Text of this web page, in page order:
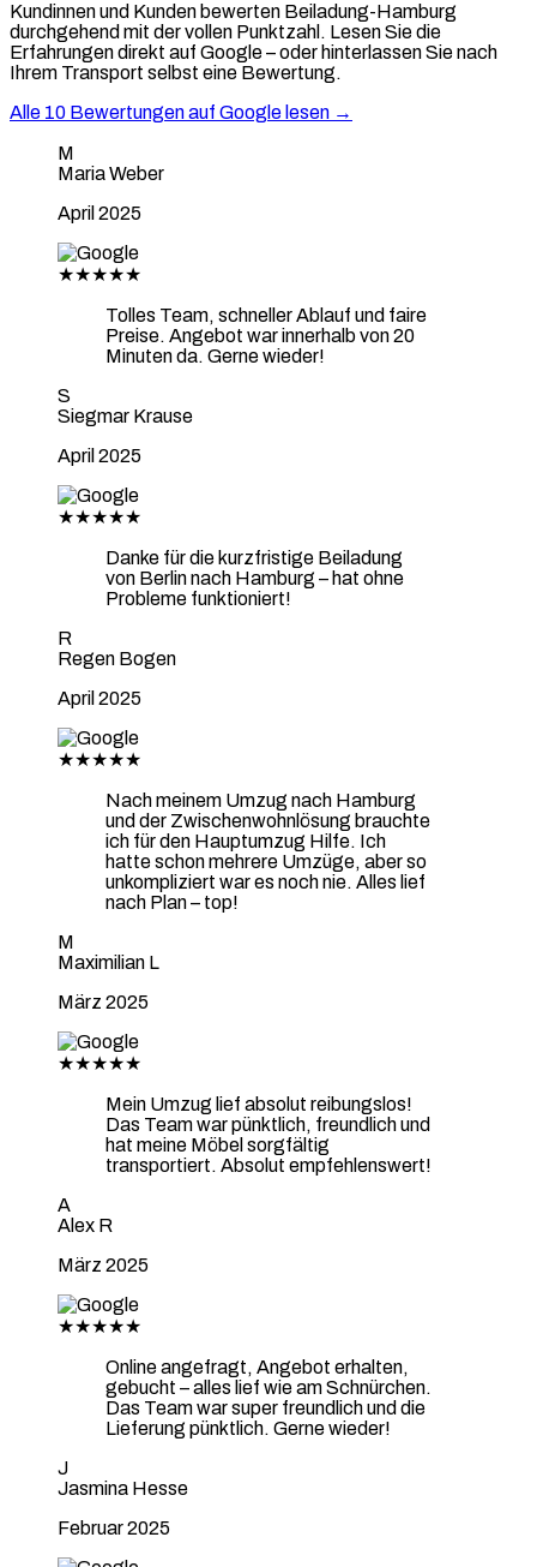
Kundinnen und Kunden bewerten Beiladung-Hamburg
durchgehend mit der vollen Punktzahl. Lesen Sie die
Erfahrungen direkt auf Google – oder hinterlassen Sie nach
Ihrem Transport selbst eine Bewertung.
Alle 10 Bewertungen auf Google lesen →
M
Maria Weber
April 2025
★★★★★
Tolles Team, schneller Ablauf und faire
Preise. Angebot war innerhalb von 20
Minuten da. Gerne wieder!
S
Siegmar Krause
April 2025
★★★★★
Danke für die kurzfristige Beiladung
von Berlin nach Hamburg – hat ohne
Probleme funktioniert!
R
Regen Bogen
April 2025
★★★★★
Nach meinem Umzug nach Hamburg
und der Zwischenwohnlösung brauchte
ich für den Hauptumzug Hilfe. Ich
hatte schon mehrere Umzüge, aber so
unkompliziert war es noch nie. Alles lief
nach Plan – top!
M
Maximilian L
März 2025
★★★★★
Mein Umzug lief absolut reibungslos!
Das Team war pünktlich, freundlich und
hat meine Möbel sorgfältig
transportiert. Absolut empfehlenswert!
A
Alex R
März 2025
★★★★★
Online angefragt, Angebot erhalten,
gebucht – alles lief wie am Schnürchen.
Das Team war super freundlich und die
Lieferung pünktlich. Gerne wieder!
J
Jasmina Hesse
Februar 2025